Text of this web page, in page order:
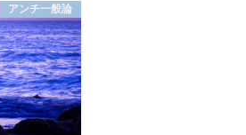
アンチ一般論